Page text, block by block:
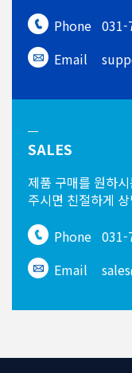
Phone 031-
Email
SALES
제품 구매를 원하
주시면 친절하게
Phone 031-
Email